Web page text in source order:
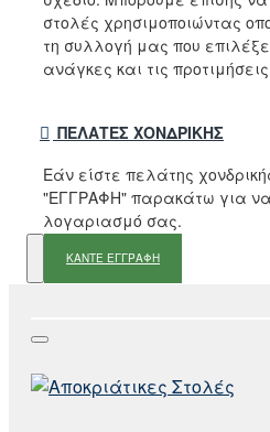
στολές χρησιμοποιώντας
τη συλλογή μας που
ανάγκες και τις
ΠΕΛΆΤΕΣ ΧΟΝΔΡΙΚΉΣ
Εάν είστε πελάτης
"ΕΓΓΡΑΦΗ" παρακάτω για να
λογαριασμό σας.
ΚΑΝΤΕ ΕΓΓΡΑΦΗ